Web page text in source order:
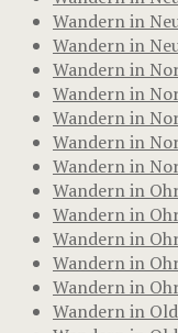
Wandern in
Wandern in
Wandern in
Wandern in
Wandern in
Wandern in
Wandern in
Wandern in
Wandern in
Wandern in
Wandern in
Wandern in
Wandern in